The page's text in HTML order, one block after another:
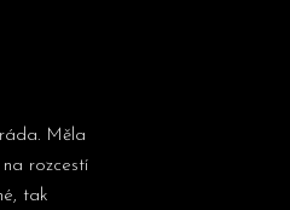
Měla
rozcestí
tak